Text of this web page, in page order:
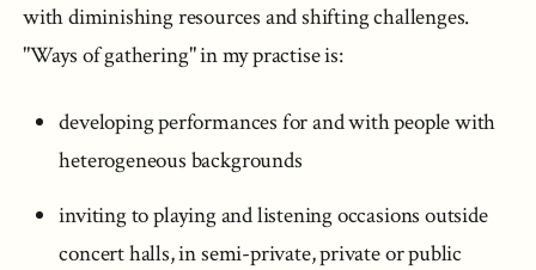
with diminishing resources and shifting challenges.
"Ways of gathering" in my practise is:
developing performances for and with people with
heterogeneous backgrounds
inviting to playing and listening occasions outside
concert halls, in semi-private, private or public